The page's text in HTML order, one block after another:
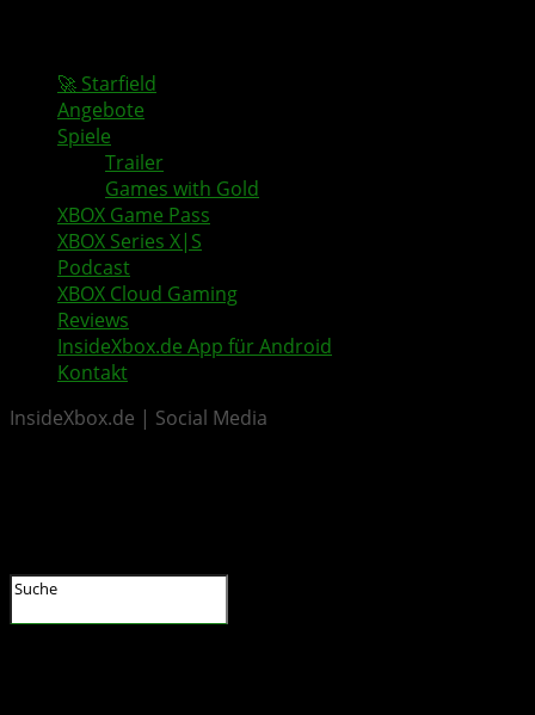
🚀 Starfield
Angebote
Spiele
Trailer
Games with Gold
XBOX Game Pass
XBOX Series X|S
Podcast
XBOX Cloud Gaming
Reviews
InsideXbox.de App für Android
Kontakt
InsideXbox.de | Social Media